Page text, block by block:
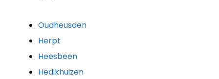
Oudheusden
Herpt
Heesbeen
Hedikhuizen